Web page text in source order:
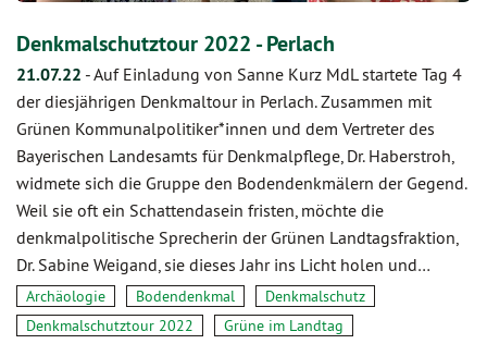
Denkmalschutztour 2022 - Perlach
21.07.22 -Auf Einladung von Sanne Kurz MdL startete Tag 4
der diesjährigen Denkmaltour in Perlach. Zusammen mit
Grünen Kommunalpolitiker*innen und dem Vertreter des
Bayerischen Landesamts für Denkmalpflege, Dr. Haberstroh,
widmete sich die Gruppe den Bodendenkmälern der Gegend.
Weil sie oft ein Schattendasein fristen, möchte die
denkmalpolitische Sprecherin der Grünen Landtagsfraktion,
Dr. Sabine Weigand, sie dieses Jahr ins Licht holen und…
Archäologie Bodendenkmal
Denkmalschutz
Denkmalschutztour 2022
Grüne im Landtag